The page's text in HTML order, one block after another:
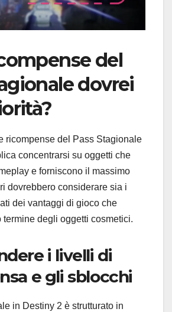
del
dovrei
ricompense del Pass Stagionale
concentrarsi su oggetti che
e forniscono il massimo
dovrebbero considerare sia i
dei vantaggi di gioco che
termine degli oggetti cosmetici.
i livelli di
e gli sblocchi
in Destiny 2 è strutturato in